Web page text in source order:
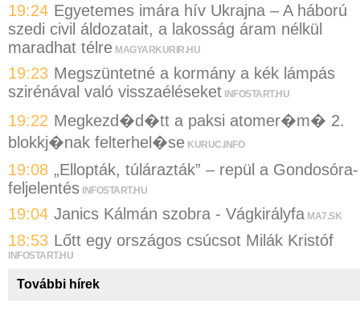
19:24 Egyetemes imára hív Ukrajna – A háború
szedi civil áldozatait, a lakosság áram nélkül
maradhat télre MAGYARKURIR.HU
19:23 Megszüntetné a kormány a kék lámpás
szirénával való visszaéléseket INFOSTART.HU
19:22 Megkezd�d�tt a paksi atomer�m� 2.
blokkj�nak felterhel�se KURUC.INFO
19:08 „Ellopták, túlárazták” – repül a Gondosóra-
feljelentés INFOSTART.HU
19:04 Janics Kálmán szobra - Vágkirályfa MA7.SK
18:53 Lőtt egy országos csúcsot Milák Kristóf
INFOSTART.HU
További hírek